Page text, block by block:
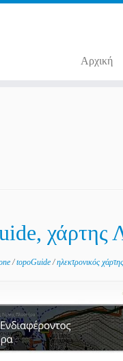
Αρχική
χάρτης
/topoGuide/ηλεκτρονικός